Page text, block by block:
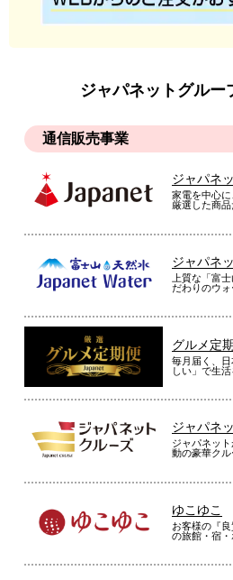
ジャパネットグルー
通信販売事業
ジャパネ
家電を中心
厳選した商品
ジャパネ
上質な「富
だわりのウ
グルメ定
毎月届く、
しい」で生
ジャパネ
ジャパネッ
動の豪華クル
ゆこゆこ
お客様の『
の旅館・宿